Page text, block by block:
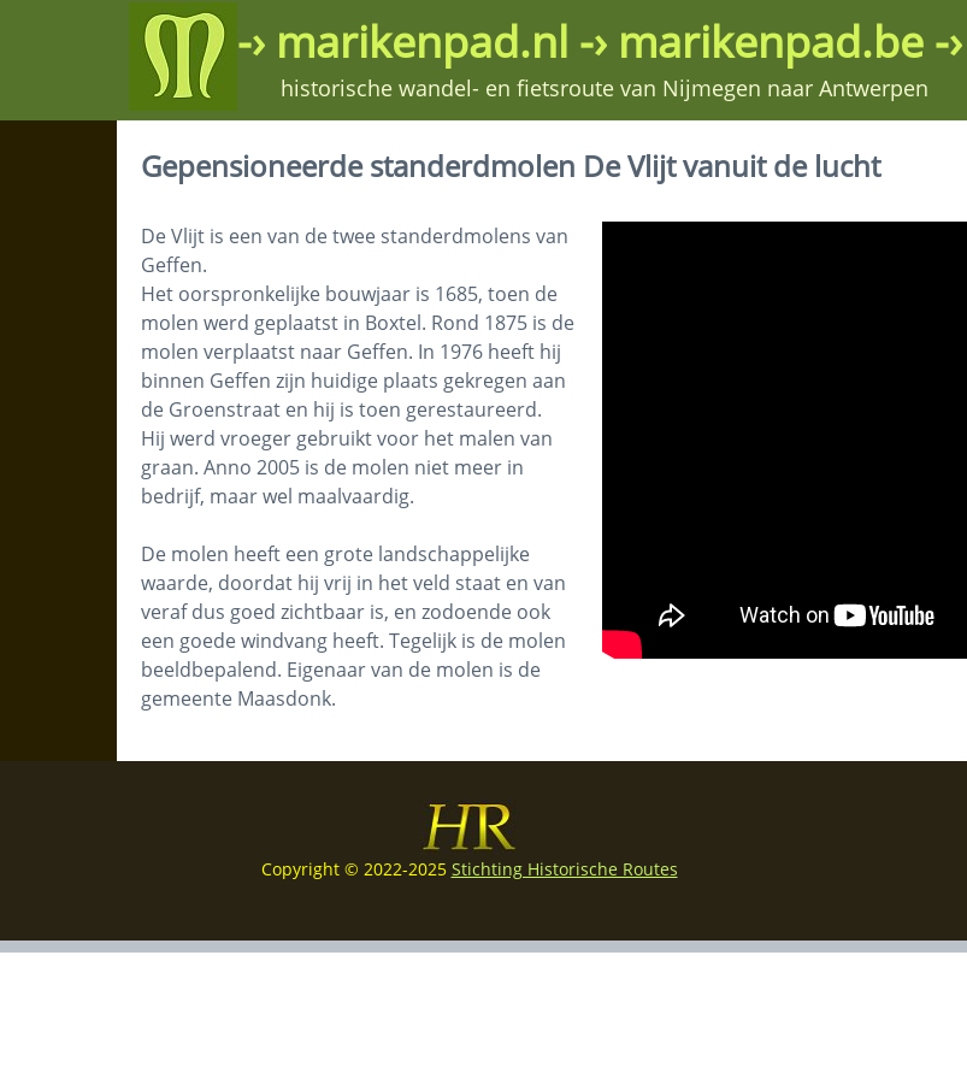
Gepensioneerde standerdmolen De Vlijt vanuit de lucht
De Vlijt is een van de twee standerdmolens van
Geffen.
Het oorspronkelijke bouwjaar is 1685, toen de
molen werd geplaatst in Boxtel. Rond 1875 is de
molen verplaatst naar Geffen. In 1976 heeft hij
binnen Geffen zijn huidige plaats gekregen aan
de Groenstraat en hij is toen gerestaureerd.
Hij werd vroeger gebruikt voor het malen van
graan. Anno 2005 is de molen niet meer in
bedrijf, maar wel maalvaardig.
De molen heeft een grote landschappelijke
waarde, doordat hij vrij in het veld staat en van
veraf dus goed zichtbaar is, en zodoende ook
een goede windvang heeft. Tegelijk is de molen
beeldbepalend. Eigenaar van de molen is de
gemeente Maasdonk.
-› marikenpad.nl -› marikenpad.be -›
historische wandel- en fietsroute van Nijmegen naar Antwerpen
Copyright © 2022-2025 Stichting Historische Routes